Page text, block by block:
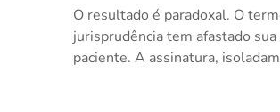
O resultado é paradoxal. O
jurisprudência tem afastado
paciente. A assinatura,